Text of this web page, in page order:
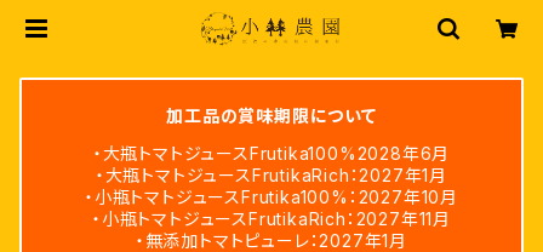
加工品の賞味期限について
・大瓶トマトジュースFrutika100%2028年6月
・大瓶トマトジュースFrutikaRich：2027年1月
・小瓶トマトジュースFrutika100%：2027年10月
・小瓶トマトジュースFrutikaRich：2027年11月
・無添加トマトピューレ：2027年1月